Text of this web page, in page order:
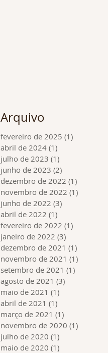
Arquivo
fevereiro de 2025 (1)
abril de 2024 (1)
julho de 2023 (1)
junho de 2023 (2)
dezembro de 2022 (1)
novembro de 2022 (1)
junho de 2022 (3)
abril de 2022 (1)
fevereiro de 2022 (1)
janeiro de 2022 (3)
dezembro de 2021 (1)
novembro de 2021 (1)
setembro de 2021 (1)
agosto de 2021 (3)
maio de 2021 (1)
abril de 2021 (1)
março de 2021 (1)
novembro de 2020 (1)
julho de 2020 (1)
maio de 2020 (1)